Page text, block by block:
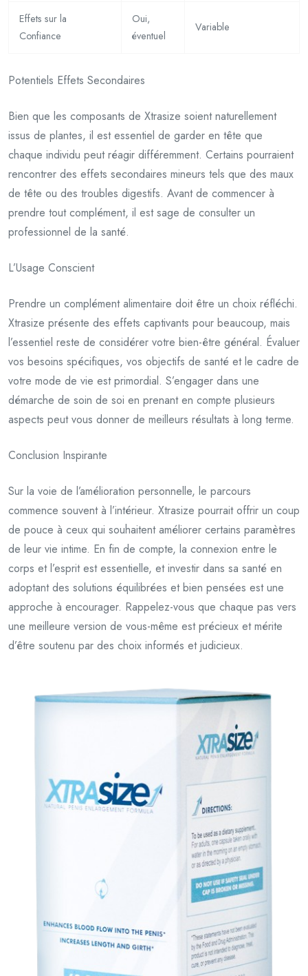
Effets sur la
Confiance
Oui,
éventuel
Variable
Potentiels Effets Secondaires
Bien que les composants de Xtrasize soient naturellement
issus de plantes, il est essentiel de garder en tête que
chaque individu peut réagir différemment. Certains pourraient
rencontrer des effets secondaires mineurs tels que des maux
de tête ou des troubles digestifs. Avant de commencer à
prendre tout complément, il est sage de consulter un
professionnel de la santé.
L’Usage Conscient
Prendre un complément alimentaire doit être un choix réfléchi.
Xtrasize présente des effets captivants pour beaucoup, mais
l’essentiel reste de considérer votre bien-être général. Évaluer
vos besoins spécifiques, vos objectifs de santé et le cadre de
votre mode de vie est primordial. S’engager dans une
démarche de soin de soi en prenant en compte plusieurs
aspects peut vous donner de meilleurs résultats à long terme.
Conclusion Inspirante
Sur la voie de l’amélioration personnelle, le parcours
commence souvent à l’intérieur. Xtrasize pourrait offrir un coup
de pouce à ceux qui souhaitent améliorer certains paramètres
de leur vie intime. En fin de compte, la connexion entre le
corps et l’esprit est essentielle, et investir dans sa santé en
adoptant des solutions équilibrées et bien pensées est une
approche à encourager. Rappelez-vous que chaque pas vers
une meilleure version de vous-même est précieux et mérite
d’être soutenu par des choix informés et judicieux.